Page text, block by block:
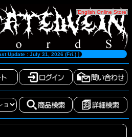
[English Online Store]
Update : July 31, 2026 (Fri.) ]